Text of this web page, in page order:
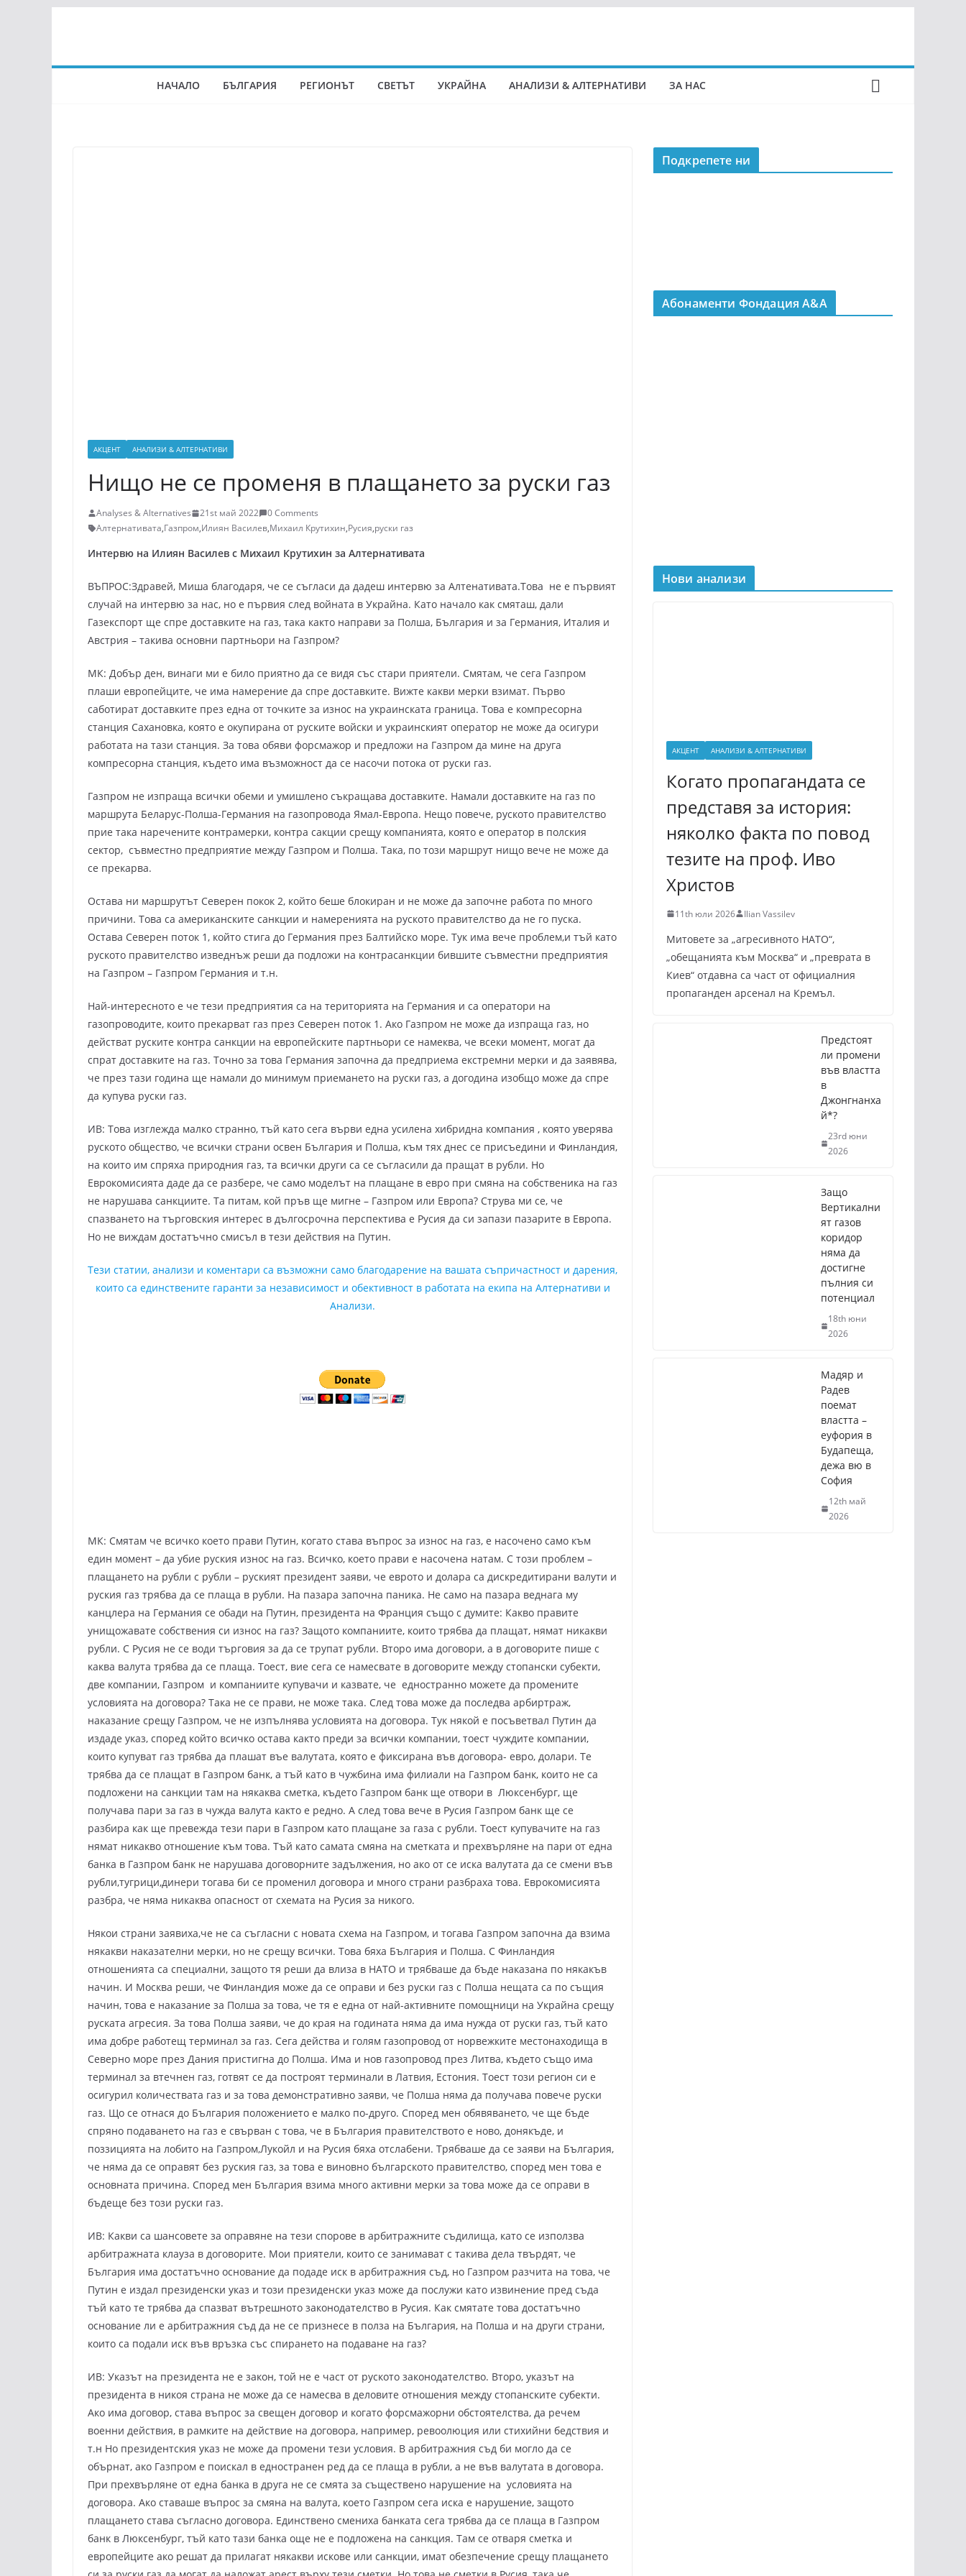
НАЧАЛО БЪЛГАРИЯ РЕГИОНЪТ СВЕТЪТ УКРАЙНА АНАЛИЗИ & АЛТЕРНАТИВИ ЗА НАС
АКЦЕНТ АНАЛИЗИ & АЛТЕРНАТИВИ
Нищо не се променя в плащането за руски газ
Analyses & Alternatives 21st май 2022
0 Comments
Алтернативата,Газпром,Илиян Василев,Михаил Крутихин,Русия,руски газ
Интервю на Илиян Василев с Михаил Крутихин за Алтернативата
ВЪПРОС:Здравей, Миша благодаря, че се съгласи да дадеш интервю за Алтенативата.Това не е първият
случай на интервю за нас, но е първия след войната в Украйна. Като начало как смяташ, дали
Газекспорт ще спре доставките на газ, така както направи за Полша, България и за Германия, Италия и
Австрия – такива основни партньори на Газпром?
МК: Добър ден, винаги ми е било приятно да се видя със стари приятели. Смятам, че сега Газпром
плаши европейците, че има намерение да спре доставките. Вижте какви мерки взимат. Първо
саботират доставките през една от точките за износ на украинската граница. Това е компресорна
станция Сахановка, която е окупирана от руските войски и украинският оператор не може да осигури
работата на тази станция. За това обяви форсмажор и предложи на Газпром да мине на друга
компресорна станция, където има възможност да се насочи потока от руски газ.
Газпром не изпраща всички обеми и умишлено съкращава доставките. Намали доставките на газ по
маршрута Беларус-Полша-Германия на газопровода Ямал-Европа. Нещо повече, руското правителство
прие така наречените контрамерки, контра сакции срещу компанията, която е оператор в полския
сектор, съвместно предприятие между Газпром и Полша. Така, по този маршрут нищо вече не може да
се прекарва.
Остава ни маршрутът Северен покок 2, който беше блокиран и не може да започне работа по много
причини. Това са американските санкции и намеренията на руското правителство да не го пуска.
Остава Северен поток 1, който стига до Германия през Балтийско море. Тук има вече проблем,и тъй като
руското правителство изведнъж реши да подложи на контрасанкции бившите съвместни предприятия
на Газпром – Газпром Германия и т.н.
Най-интересното е че тези предприятия са на територията на Германия и са оператори на
газопроводите, които прекарват газ през Северен поток 1. Ако Газпром не може да изпраща газ, но
действат руските контра санкции на европейските партньори се намеква, че всеки момент, могат да
спрат доставките на газ. Точно за това Германия започна да предприема екстремни мерки и да заявява,
че през тази година ще намали до минимум приемането на руски газ, а догодина изобщо може да спре
да купува руски газ.
ИВ: Това изглежда малко странно, тъй като сега върви една усилена хибридна компания , която уверява
руското общество, че всички страни освен България и Полша, към тях днес се присъедини и Финландия,
на които им спряха природния газ, та всички други са се съгласили да пращат в рубли. Но
Еврокомисията даде да се разбере, че само моделът на плащане в евро при смяна на собственика на газ
не нарушава санкциите. Та питам, кой пръв ще мигне – Газпром или Европа? Струва ми се, че
спазването на търговския интерес в дългосрочна перспектива е Русия да си запази пазарите в Европа.
Но не виждам достатъчно смисъл в тези действия на Путин.
Тези статии, анализи и коментари са възможни само благодарение на вашата съпричастност и дарения,
които са единствените гаранти за независимост и обективност в работата на екипа на Алтернативи и
Анализи.
МК: Смятам че всичко което прави Путин, когато става въпрос за износ на газ, е насочено само към
един момент – да убие руския износ на газ. Всичко, което прави е насочена натам. С този проблем –
плащането на рубли с рубли – руският президент заяви, че еврото и долара са дискредитирани валути и
руския газ трябва да се плаща в рубли. На пазара започна паника. Не само на пазара веднага му
канцлера на Германия се обади на Путин, президента на Франция също с думите: Какво правите
унищожавате собствения си износ на газ? Защото компаниите, които трябва да плащат, нямат никакви
рубли. С Русия не се води търговия за да се трупат рубли. Второ има договори, а в договорите пише с
каква валута трябва да се плаща. Тоест, вие сега се намесвате в договорите между стопански субекти,
две компании, Газпром и компаниите купувачи и казвате, че едностранно можете да промените
условията на договора? Така не се прави, не може така. След това може да последва арбиртраж,
наказание срещу Газпром, че не изпълнява условията на договора. Тук някой е посъветвал Путин да
издаде указ, според който всичко остава както преди за всички компании, тоест чуждите компании,
които купуват газ трябва да плашат въе валутата, която е фиксирана във договора- евро, долари. Те
трябва да се плащат в Газпром банк, а тъй като в чужбина има филиали на Газпром банк, които не са
подложени на санкции там на някаква сметка, където Газпром банк ще отвори в Люксенбург, ще
получава пари за газ в чужда валута както е редно. А след това вече в Русия Газпром банк ще се
разбира как ще превежда тези пари в Газпром като плащане за газа с рубли. Тоест купувачите на газ
нямат никакво отношение към това. Тъй като самата смяна на сметката и прехвърляне на пари от една
банка в Газпром банк не нарушава договорните задължения, но ако от се иска валутата да се смени във
рубли,тугрици,динери тогава би се променил договора и много страни разбраха това. Еврокомисията
разбра, че няма никаква опасност от схемата на Русия за никого.
Някои страни заявиха,че не са съгласни с новата схема на Газпром, и тогава Газпром започна да взима
някакви наказателни мерки, но не срещу всички. Това бяха България и Полша. С Финландия
отношенията са специални, защото тя реши да влиза в НАТО и трябваше да бъде наказана по някакъв
начин. И Москва реши, че Финландия може да се оправи и без руски газ с Полша нещата са по същия
начин, това е наказание за Полша за това, че тя е една от най-активните помощници на Украйна срещу
руската агресия. За това Полша заяви, че до края на годината няма да има нужда от руски газ, тъй като
има добре работещ терминал за газ. Сега действа и голям газопровод от норвежките местонаходища в
Северно море през Дания пристигна до Полша. Има и нов газопровод през Литва, където също има
терминал за втечнен газ, готвят се да построят терминали в Латвия, Естония. Тоест този регион си е
осигурил количествата газ и за това демонстративно заяви, че Полша няма да получава повече руски
газ. Що се отнася до България положението е малко по-друго. Според мен обявяването, че ще бъде
спряно подаването на газ е свърван с това, че в България правителството е ново, донякъде, и
поззицията на лобито на Газпром,Лукойл и на Русия бяха отслабени. Трябваше да се заяви на България,
че няма да се оправят без руския газ, за това е виновно българското правителство, според мен това е
основната причина. Според мен България взима много активни мерки за това може да се оправи в
бъдеще без този руски газ.
ИВ: Какви са шансовете за оправяне на тези спорове в арбитражните съдилища, като се използва
арбитражната клауза в договорите. Мои приятели, които се занимават с такива дела твърдят, че
България има достатъчно основание да подаде иск в арбитражния съд, но Газпром разчита на това, че
Путин е издал президенски указ и този президенски указ може да послужи като извинение пред съда
тъй като те трябва да спазват вътрешното законодателство в Русия. Как смятате това достатъчно
основание ли е арбитражния съд да не се признесе в полза на България, на Полша и на други страни,
които са подали иск във връзка със спирането на подаване на газ?
ИВ: Указът на президента не е закон, той не е част от руското законодателство. Второ, указът на
президента в никоя страна не може да се намесва в деловите отношения между стопанските субекти.
Ако има договор, става въпрос за свещен договор и когато форсмажорни обстоятелства, да речем
военни действия, в рамките на действие на договора, например, ревоолюция или стихийни бедствия и
т.н Но президентския указ не може да промени тези условия. В арбитражния съд би могло да се
обърнат, ако Газпром е поискал в едностранен ред да се плаща в рубли, а не във валутата в договора.
При прехвърляне от една банка в друга не се смята за съществено нарушение на условията на
договора. Ако ставаше въпрос за смяна на валута, което Газпром сега иска е нарушение, защото
плащането става съгласно договора. Единствено смениха банката сега трябва да се плаща в Газпром
банк в Люксенбург, тъй като тази банка още не е подложена на санкция. Там се отваря сметка и
европейците ако решат да прилагат някакви искове или санкции, имат обезпечение срещу плащането
Подкрепeте ни
Абонаменти Фондация А&A
Нови анализи
АКЦЕНТ АНАЛИЗИ & АЛТЕРНАТИВИ
Когато пропагандата се
представя за история:
няколко факта по повод
тезите на проф. Иво
Христов
11th юли 2026 Ilian Vassilev
Митовете за „агресивното НАТО“,
„обещанията към Москва“ и „преврата в
Киев“ отдавна са част от официалния
пропаганден арсенал на Кремъл.
Предстоят
ли промени
във властта
в
Джонгнанха
й*?
23rd юни
2026
Защо
Вертикални
ят газов
коридор
няма да
достигне
пълния си
потенциал
18th юни
2026
Мадяр и
Радев
поемат
властта –
еуфория в
Будапеща,
дежа вю в
София
12th май
2026